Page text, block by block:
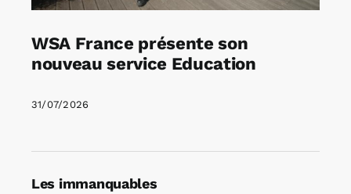
WSA France présente son
nouveau service Education
31/07/2026
Les immanquables